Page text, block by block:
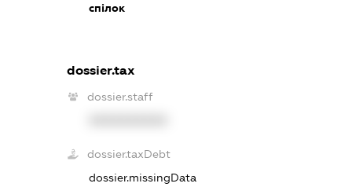
спілок
dossier.tax
dossier.staff
dossier.taxDebt
dossier.missingData